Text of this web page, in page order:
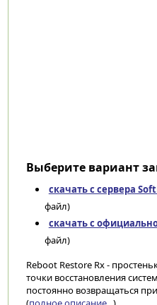
Выберите вариант
скачать с сервера
файл)
скачать с
файл)
Reboot Restore Rx -
точки восстановления
постоянно возвращаться